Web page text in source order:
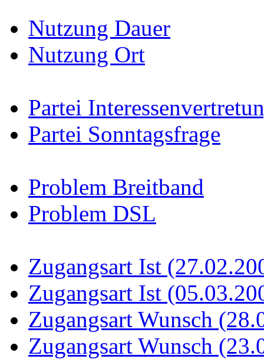
Nutzung Dauer
Nutzung Ort
Partei
Partei Sonntagsfrage
Problem Breitband
Problem DSL
Zugangsart Ist
Zugangsart Ist
Zugangsart Wunsch
Zugangsart Wunsch